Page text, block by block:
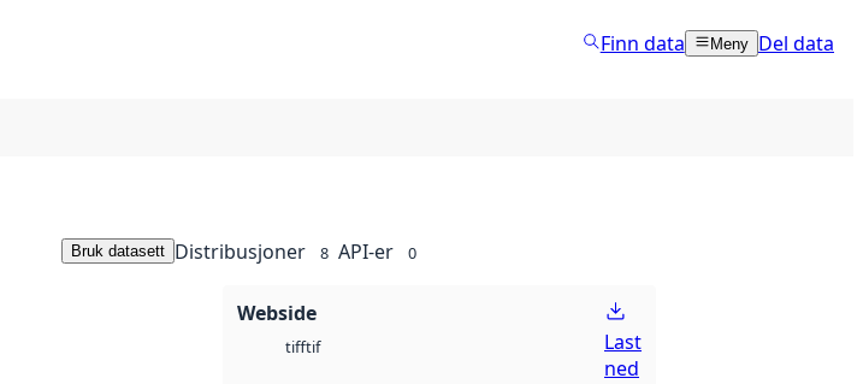
Finn data Meny Del data
Bruk datasett Distribusjoner 8 API-er 0
Webside
tifftif
Last
ned